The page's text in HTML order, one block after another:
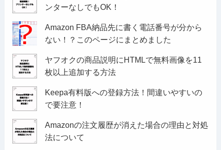
ンターなしでもOK！
Amazon FBA納品先に書く電話番号が分から
ない！？このページにまとめました
ヤフオクの商品説明にHTMLで無料画像を11
枚以上追加する方法
Keepa有料版への登録方法！間違いやすいの
で要注意！
Amazonの注文履歴が消えた場合の理由と対処
法について